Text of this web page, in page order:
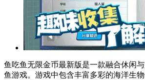
鱼吃鱼无限金币最新版是一款融合休闲
鱼游戏。游戏中包含丰富多彩的海洋生